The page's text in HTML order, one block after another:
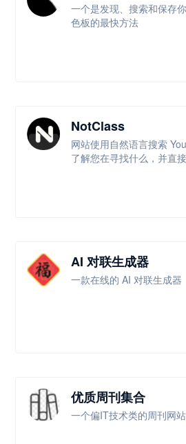
一个是发现、搜索和保存
色板的最快方法
NotClass
网站使用自然语言搜索
了解您在寻找什么，并直
AI 对联生成器
一款在线的 AI 对联生成器
优质周刊集合
一个偏IT技术类的周刊网